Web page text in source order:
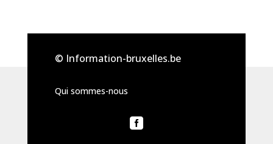
© Information-bruxelles.be
Qui sommes-nous
